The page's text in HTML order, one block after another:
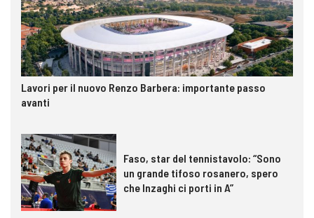
Lavori per il nuovo Renzo Barbera: importante passo
avanti
Faso, star del tennistavolo: “Sono
un grande tifoso rosanero, spero
che Inzaghi ci porti in A”